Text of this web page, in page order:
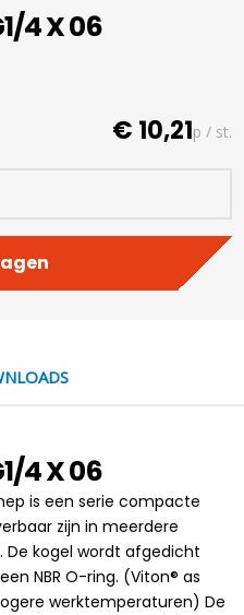
4 X 06
€ 10,21p / st.
4 X 06
is een serie compacte
zijn in meerdere
De kogel wordt afgedicht
NBR O-ring. (Viton® as
werktemperaturen) De